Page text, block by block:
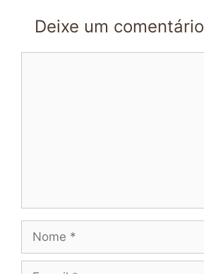
Deixe um comentário
Nome